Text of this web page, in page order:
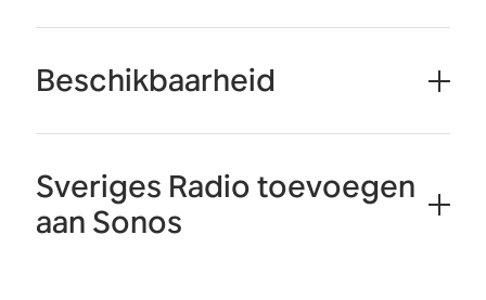
Beschikbaarheid
Sveriges Radio toevoegen
aan Sonos